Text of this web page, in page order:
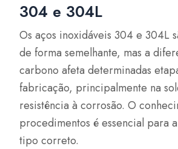
304 e 304L
Os aços inoxidáveis 304 e 304L
de forma semelhante, mas a
carbono afeta determinadas
fabricação, principalmente na
resistência à corrosão. O
procedimentos é essencial para
tipo correto.